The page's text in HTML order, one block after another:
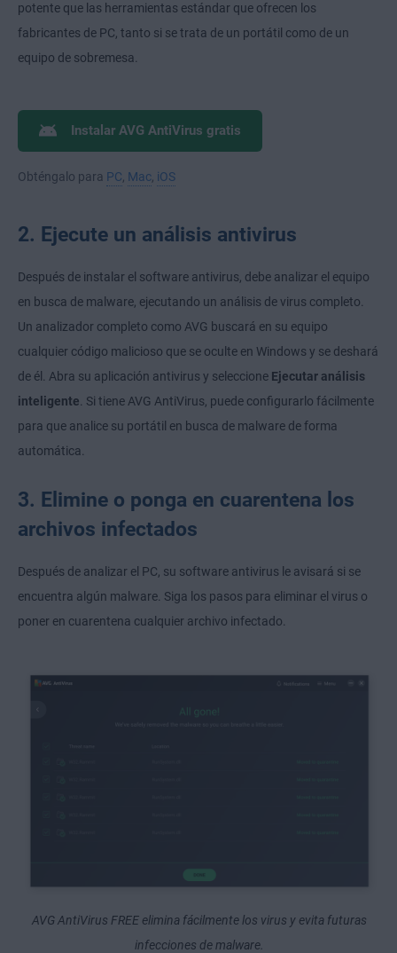
potente que las herramientas estándar que ofrecen los
fabricantes de PC, tanto si se trata de un portátil como de un
equipo de sobremesa.
Instalar AVG AntiVirus gratis
Obténgalo para PC, Mac, iOS
2. Ejecute un análisis antivirus
Después de instalar el software antivirus, debe analizar el equipo
en busca de malware, ejecutando un análisis de virus completo.
Un analizador completo como AVG buscará en su equipo
cualquier código malicioso que se oculte en Windows y se deshará
de él. Abra su aplicación antivirus y seleccione Ejecutar análisis
inteligente. Si tiene AVG AntiVirus, puede configurarlo fácilmente
para que analice su portátil en busca de malware de forma
automática.
3. Elimine o ponga en cuarentena los
archivos infectados
Después de analizar el PC, su software antivirus le avisará si se
encuentra algún malware. Siga los pasos para eliminar el virus o
poner en cuarentena cualquier archivo infectado.
AVG AntiVirus FREE elimina fácilmente los virus y evita futuras
infecciones de malware.